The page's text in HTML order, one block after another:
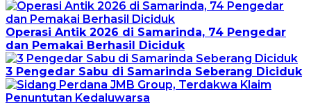
Operasi Antik 2026 di Samarinda, 74 Pengedar
dan Pemakai Berhasil Diciduk
3 Pengedar Sabu di Samarinda Seberang Diciduk